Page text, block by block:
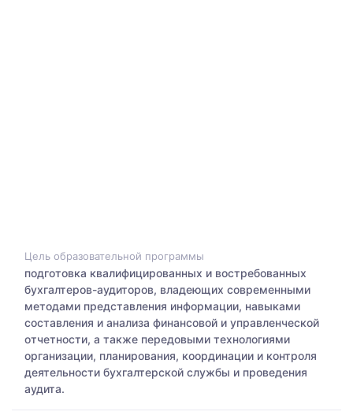
Цель образовательной программы
подготовка квалифицированных и востребованных
бухгалтеров-аудиторов, владеющих современными
методами представления информации, навыками
составления и анализа финансовой и управленческой
отчетности, а также передовыми технологиями
организации, планирования, координации и контроля
деятельности бухгалтерской службы и проведения
аудита.